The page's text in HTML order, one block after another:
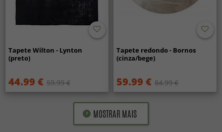
Tapete Wilton - Lynton
(preto)
44.99 € 59.99 €
Tapete redondo - Bornos
(cinza/bege)
59.99 € 84.99 €
MOSTRAR MAIS